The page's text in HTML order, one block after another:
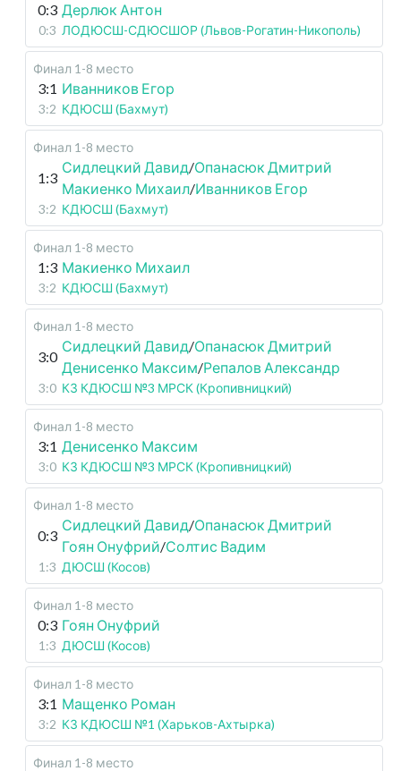
0:3 Дерлюк Антон
0:3 ЛОДЮСШ-СДЮСШОР (Львов-Рогатин-Никополь)
Финал 1-8 место
3:1 Иванников Егор
3:2 КДЮСШ (Бахмут)
Финал 1-8 место
1:3
Сидлецкий Давид/Опанасюк Дмитрий
Макиенко Михаил/Иванников Егор
3:2 КДЮСШ (Бахмут)
Финал 1-8 место
1:3 Макиенко Михаил
3:2 КДЮСШ (Бахмут)
Финал 1-8 место
3:0
Сидлецкий Давид/Опанасюк Дмитрий
Денисенко Максим/Репалов Александр
3:0 КЗ КДЮСШ №3 МРСК (Кропивницкий)
Финал 1-8 место
3:1 Денисенко Максим
3:0 КЗ КДЮСШ №3 МРСК (Кропивницкий)
Финал 1-8 место
0:3
Сидлецкий Давид/Опанасюк Дмитрий
Гоян Онуфрий/Солтис Вадим
1:3 ДЮСШ (Косов)
Финал 1-8 место
0:3 Гоян Онуфрий
1:3 ДЮСШ (Косов)
Финал 1-8 место
3:1 Мащенко Роман
3:2 КЗ КДЮСШ №1 (Харьков-Ахтырка)
Финал 1-8 место